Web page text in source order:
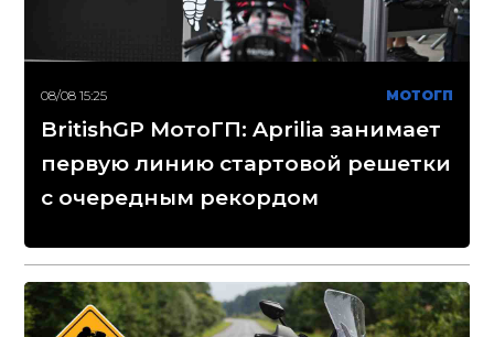
08/08 15:25 МОТОГП
BritishGP МотоГП: Aprilia занимает
первую линию стартовой решетки
с очередным рекордом